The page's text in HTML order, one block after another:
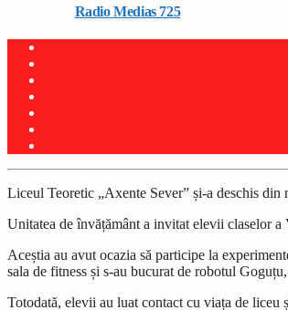
Radio Medias 725on 28 martie 2025
Liceul Teoretic „Axente Sever” și-a deschis
Unitatea de învățământ a invitat elevii claselor
Aceștia au avut ocazia să participe la
sala de fitness și s-au bucurat de robotul
Totodată, elevii au luat contact cu viața de